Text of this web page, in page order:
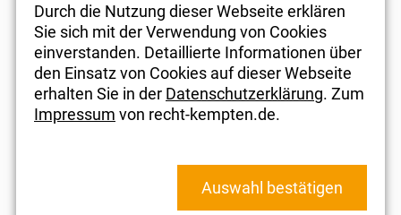
Grundstücke,
Wertpapiere,
Gewerbebetriebe,
Anteile an einer Kapitalgesellschaft.
Wir sind in der Lage, Ihnen kurzfristig
Durch die Nutzung dieser Webseite erklären
Sie sich mit der Verwendung von Cookies
einverstanden. Detaillierte Informationen über
den Einsatz von Cookies auf dieser Webseite
erhalten Sie in der Datenschutzerklärung. Zum
Impressum von recht-kempten.de.
Auswahl bestätigen